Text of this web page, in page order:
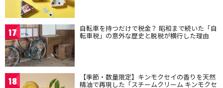
17 自転車を持つだけで税金？ 昭和まで続いた「自
転車税」の意外な歴史と脱税が横行した理由
18 【季節・数量限定】キンモクセイの香りを天然
精油で再現した「スチームクリーム キンモクセ